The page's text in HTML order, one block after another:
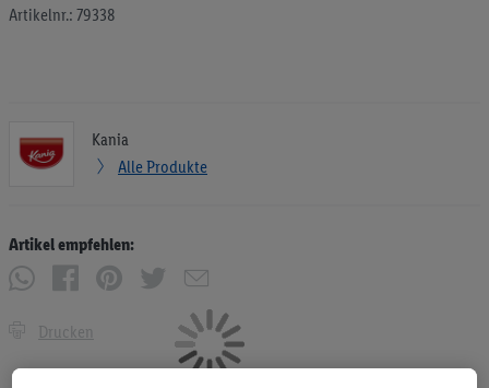
Artikelnr.: 79338
Kania
Alle Produkte
Artikel empfehlen:
Drucken